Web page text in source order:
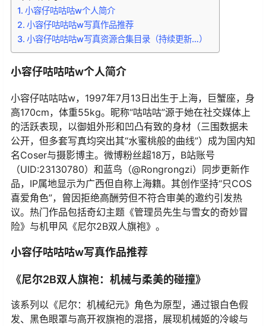
小容仔咕咕咕w个人简介
小容仔咕咕咕w写真作品推荐
小容仔咕咕咕w写真资源合集目录（持续更新…）
小容仔咕咕咕w个人简介
小容仔咕咕咕w，1997年7月13日出生于上海，巨蟹座，身
高170cm，体重55kg。昵称“咕咕咕”源于她在社交媒体上
的活跃表现，以御姐外形和凹凸有致的身材（三围数据未
公开，但多套写真均突出其“水蜜桃般的曲线”）成为国内知
名Coser与摄影博主。微博粉丝超18万，B站账号
（UID:23130780）和蓝鸟（@Rongrongzi）同步更新作
品，IP属地显示为广西但自称上海籍。其创作坚持“只COS
喜爱角色”，曾因拒绝高酬劳但不符合审美的邀约引发热
议。热门作品包括奇幻主题《管理员先生与雪女的奇妙冒
险》与机甲风《尼尔2B双人旗袍》。
小容仔咕咕咕w写真作品推荐
《尼尔2B双人旗袍：机械与柔美的碰撞》
该系列以《尼尔：机械纪元》角色为原型，通过银白色假
发、黑色眼罩与高开衩旗袍的混搭，展现机械姬的冷峻与